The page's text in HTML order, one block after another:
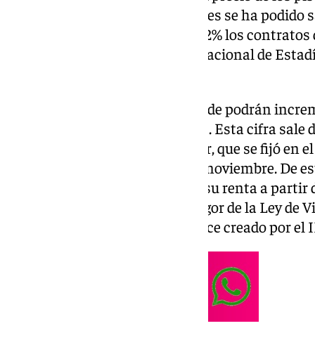
continuo crecimiento, este jueves se ha podido
propietarios podrán subir un 2,2% los
sale tras publicar el Instituto Nacional de
Los caseros ya saben hasta dónde podrán
los pisos que tienen arrendados. Esta cifra
hace de los contratos de alquiler, que se fijó en
estadísticas del pasado mes de noviembre. De
alquiler que vayan a actualizar su renta a partir
firmados desde la entrada en vigor de la Ley de
deberán usar ya este nuevo índice creado por